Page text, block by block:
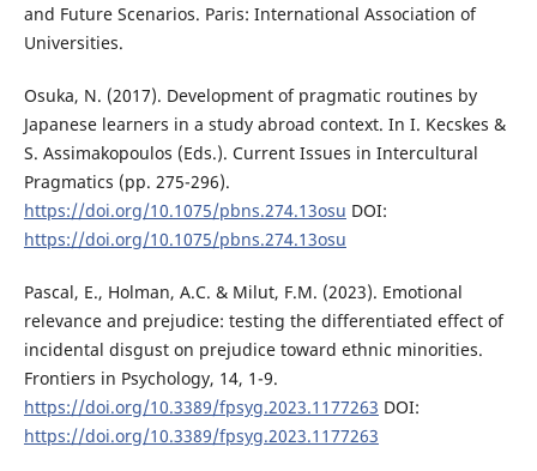
and Future Scenarios. Paris: International Association of
Universities.
Osuka, N. (2017). Development of pragmatic routines by
Japanese learners in a study abroad context. In I. Kecskes &
S. Assimakopoulos (Eds.). Current Issues in Intercultural
Pragmatics (pp. 275-296).
https://doi.org/10.1075/pbns.274.13osu DOI:
https://doi.org/10.1075/pbns.274.13osu
Pascal, E., Holman, A.C. & Milut, F.M. (2023). Emotional
relevance and prejudice: testing the differentiated effect of
incidental disgust on prejudice toward ethnic minorities.
Frontiers in Psychology, 14, 1-9.
https://doi.org/10.3389/fpsyg.2023.1177263 DOI:
https://doi.org/10.3389/fpsyg.2023.1177263